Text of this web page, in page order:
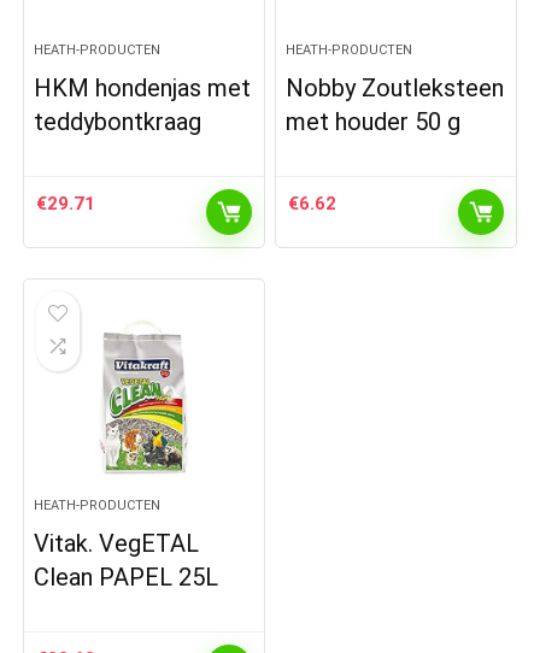
HEATH-PRODUCTEN
HKM hondenjas met
teddybontkraag
€29.71
HEATH-PRODUCTEN
Nobby Zoutleksteen
met houder 50 g
€6.62
HEATH-PRODUCTEN
Vitak. VegETAL
Clean PAPEL 25L